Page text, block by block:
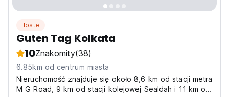
Hostel
Guten Tag Kolkata
10Znakomity(38)
6.85km od centrum miasta
Nieruchomość znajduje się około 8,6 km od stacji metra
M G Road, 9 km od stacji kolejowej Sealdah i 11 km od